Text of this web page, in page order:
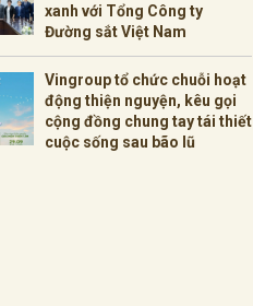
xanh với Tổng Công ty
Đường sắt Việt Nam
Vingroup tổ chức chuỗi hoạt
động thiện nguyện, kêu gọi
cộng đồng chung tay tái thiết
cuộc sống sau bão lũ